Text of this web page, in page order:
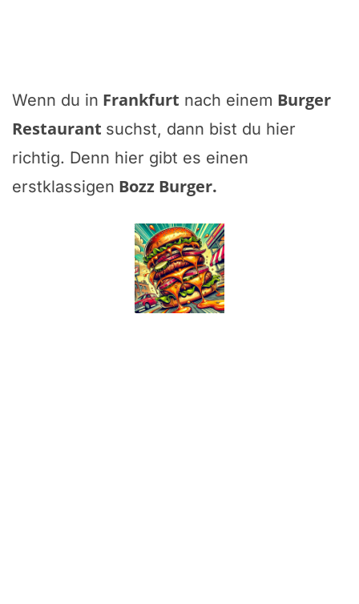
Wenn du in Frankfurt nach einem Burger
Restaurant suchst, dann bist du hier
richtig. Denn hier gibt es einen
erstklassigen Bozz Burger.